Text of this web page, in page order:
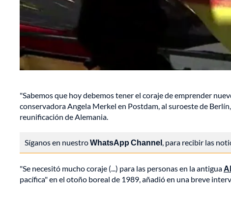
"Sabemos que hoy debemos tener el coraje de emprender
conservadora Angela Merkel en Postdam, al suroeste de
reunificación de Alemania.
Síganos en nuestroWhatsApp Channel, para recibir las
"Se necesitó mucho coraje (...) para las personas en la antigua
pacífica" en el otoño boreal de 1989, añadió en una breve